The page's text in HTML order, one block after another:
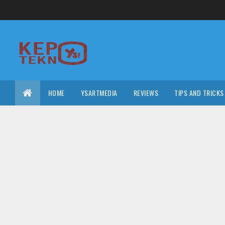
HOME YSARTMEDIA REVIEWS TIPS AND TRICKS